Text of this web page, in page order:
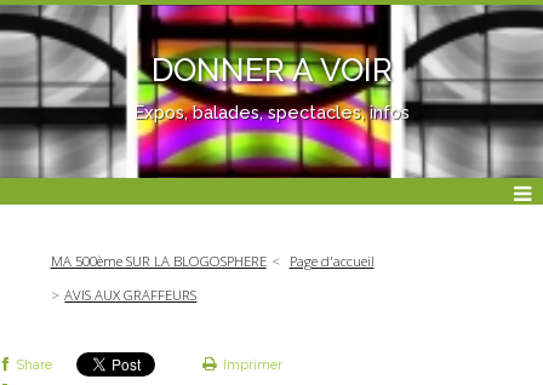
DONNER A VOIR
Expos, balades, spectacles, infos
MA 500ème SUR LA BLOGOSPHERE
Page d'accueil
AVIS AUX GRAFFEURS
Share Imprimer